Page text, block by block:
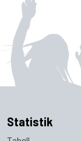
Statistik